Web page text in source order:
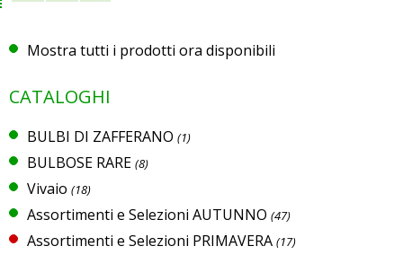
Mostra tutti i prodotti ora disponibili
CATALOGHI
BULBI DI ZAFFERANO (1)
BULBOSE RARE (8)
Vivaio (18)
Assortimenti e Selezioni AUTUNNO (47)
Assortimenti e Selezioni PRIMAVERA (17)